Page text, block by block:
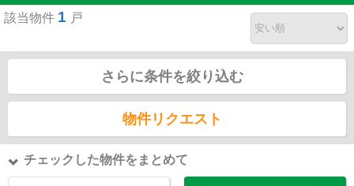
該当物件 1 戸
さらに条件を絞り込む
物件リクエスト
チェックした物件をまとめて